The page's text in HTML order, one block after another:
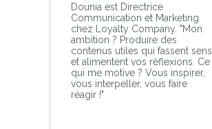
Dounia est Directrice
Communication et Marketing
chez Loyalty Company. "Mon
ambition ? Produire des
contenus utiles qui fassent sens
et alimentent vos réflexions. Ce
qui me motive ? Vous inspirer,
vous interpeller, vous faire
réagir !"